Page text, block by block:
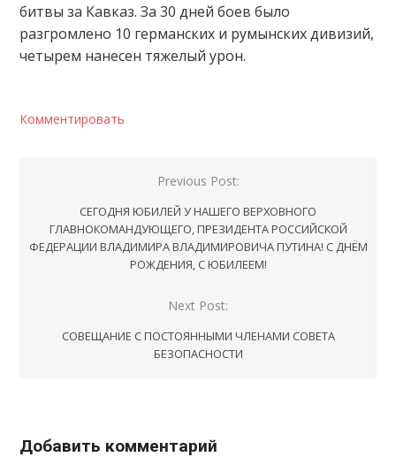
битвы за Кавказ. За 30 дней боев было
разгромлено 10 германских и румынских дивизий,
четырем нанесен тяжелый урон.
Комментировать
записям
Previous Post:
СЕГОДНЯ ЮБИЛЕЙ У НАШЕГО ВЕРХОВНОГО
ГЛАВНОКОМАНДУЮЩЕГО, ПРЕЗИДЕНТА РОССИЙСКОЙ
ФЕДЕРАЦИИ ВЛАДИМИРА ВЛАДИМИРОВИЧА ПУТИНА! С ДНЁМ
РОЖДЕНИЯ, С ЮБИЛЕЕМ!
Next Post:
CОВЕЩАНИЕ С ПОСТОЯННЫМИ ЧЛЕНАМИ СОВЕТА
БЕЗОПАСНОСТИ
Добавить комментарий